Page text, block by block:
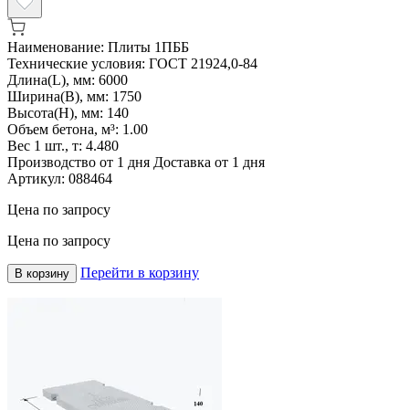
Наименование: Плиты 1ПББ
Технические условия: ГОСТ 21924,0-84
Длина(L), мм: 6000
Ширина(B), мм: 1750
Высота(H), мм: 140
Объем бетона, м³: 1.00
Вес 1 шт., т: 4.480
Производство от 1 дня Доставка от 1 дня
Артикул: 088464
Цена по запросу
Цена по запросу
В корзину Перейти в корзину